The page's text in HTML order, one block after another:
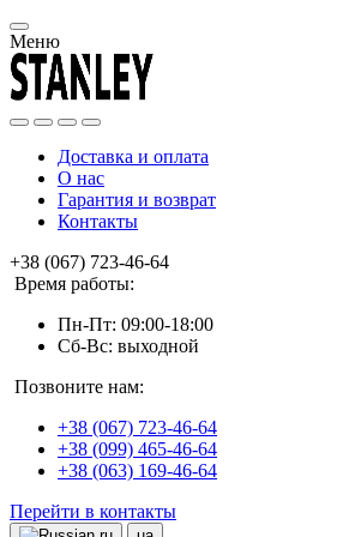
Меню
Доставка и оплата
О нас
Гарантия и возврат
Контакты
+38 (067) 723-46-64
Время работы:
Пн-Пт: 09:00-18:00
Сб-Вс: выходной
Позвоните нам:
+38 (067) 723-46-64
+38 (099) 465-46-64
+38 (063) 169-46-64
Перейти в контакты